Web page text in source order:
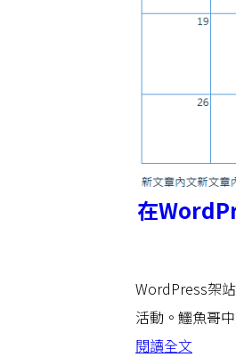
在
WordPress架
活動。鱷魚哥
閱讀全文